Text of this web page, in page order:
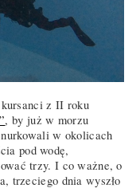
z II roku
, by już w morzu
w okolicach
pod wodę,
trzy. I co ważne, o
trzeciego dnia wyszło